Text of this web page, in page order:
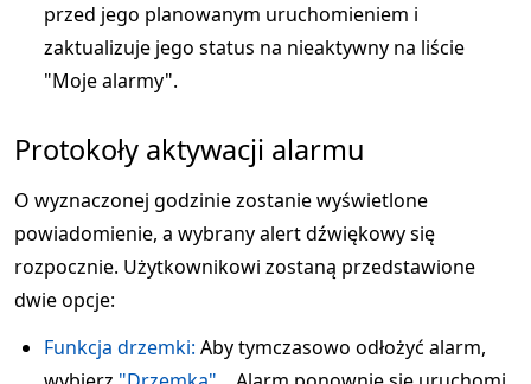
przed jego planowanym uruchomieniem i
zaktualizuje jego status na nieaktywny na liście
"Moje alarmy".
Protokoły aktywacji alarmu
O wyznaczonej godzinie zostanie wyświetlone
powiadomienie, a wybrany alert dźwiękowy się
rozpocznie. Użytkownikowi zostaną przedstawione
dwie opcje:
Funkcja drzemki: Aby tymczasowo odłożyć alarm,